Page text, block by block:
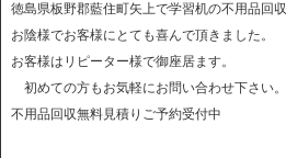
徳島県板野郡藍住町矢上で学習机の不用品回
お陰様でお客様にとても喜んで頂きました。
お客様はリピーター様で御座居ます。
初めての方もお気軽にお問い合わせ下さい。
不用品回収無料見積りご予約受付中